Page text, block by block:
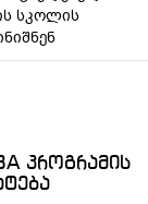
სკოლის
პროგრამის